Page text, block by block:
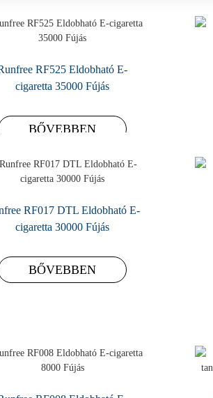
RF525 Eldobható E-
cigaretta 35000 Fújás
BŐVEBBEN
RF017 DTL Eldobható E-
cigaretta 30000 Fújás
BŐVEBBEN